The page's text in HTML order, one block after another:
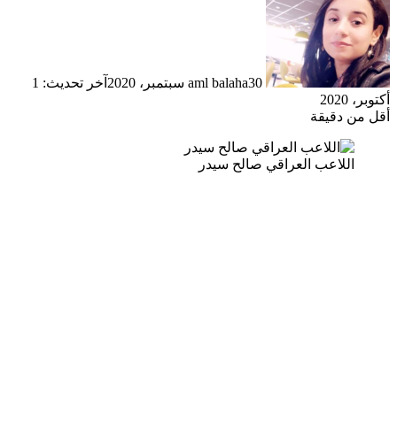
aml balaha30 سبتمبر، 2020
آخر تحديث: 1
أكتوبر، 2020
أقل من دقيقة
اللاعب العراقي صالح سيدر